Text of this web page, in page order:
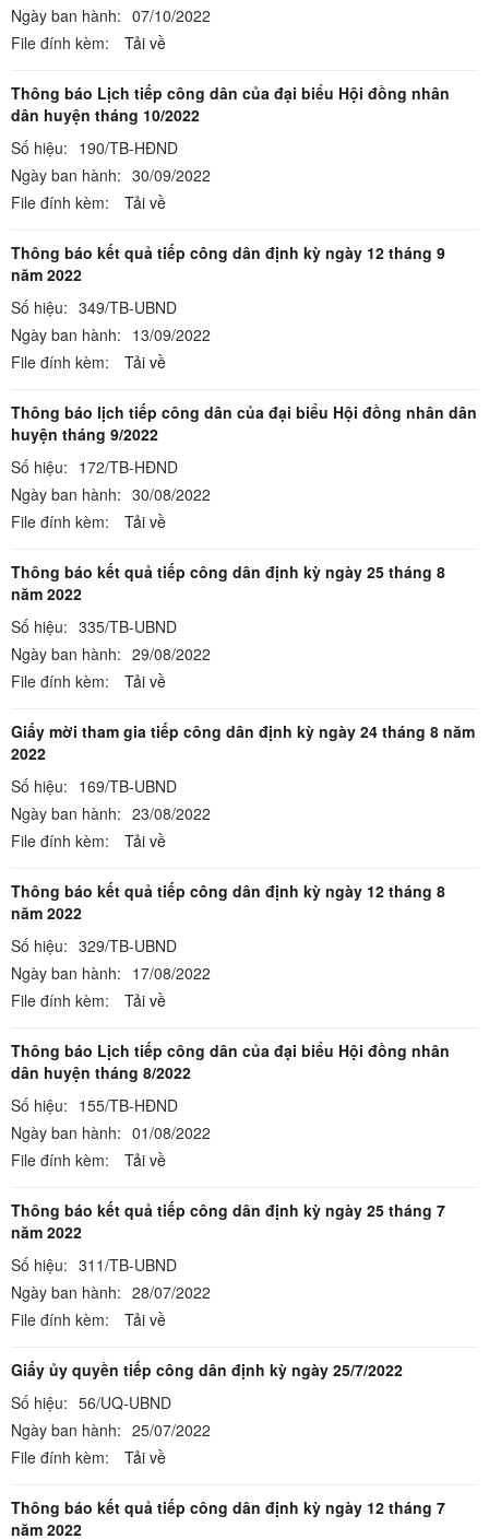
Ngày ban hành: 07/10/2022
File đính kèm:
Tải về
Thông báo Lịch tiếp công dân của đại biểu Hội đồng nhân
dân huyện tháng 10/2022
Số hiệu: 190/TB-HĐND
Ngày ban hành: 30/09/2022
File đính kèm:
Tải về
Thông báo kết quả tiếp công dân định kỳ ngày 12 tháng 9
năm 2022
Số hiệu: 349/TB-UBND
Ngày ban hành: 13/09/2022
File đính kèm:
Tải về
Thông báo lịch tiếp công dân của đại biểu Hội đồng nhân dân
huyện tháng 9/2022
Số hiệu: 172/TB-HĐND
Ngày ban hành: 30/08/2022
File đính kèm:
Tải về
Thông báo kết quả tiếp công dân định kỳ ngày 25 tháng 8
năm 2022
Số hiệu: 335/TB-UBND
Ngày ban hành: 29/08/2022
File đính kèm:
Tải về
Giấy mời tham gia tiếp công dân định kỳ ngày 24 tháng 8 năm
2022
Số hiệu: 169/TB-UBND
Ngày ban hành: 23/08/2022
File đính kèm:
Tải về
Thông báo kết quả tiếp công dân định kỳ ngày 12 tháng 8
năm 2022
Số hiệu: 329/TB-UBND
Ngày ban hành: 17/08/2022
File đính kèm:
Tải về
Thông báo Lịch tiếp công dân của đại biểu Hội đồng nhân
dân huyện tháng 8/2022
Số hiệu: 155/TB-HĐND
Ngày ban hành: 01/08/2022
File đính kèm:
Tải về
Thông báo kết quả tiếp công dân định kỳ ngày 25 tháng 7
năm 2022
Số hiệu: 311/TB-UBND
Ngày ban hành: 28/07/2022
File đính kèm:
Tải về
Giấy ủy quyền tiếp công dân định kỳ ngày 25/7/2022
Số hiệu: 56/UQ-UBND
Ngày ban hành: 25/07/2022
File đính kèm:
Tải về
Thông báo kết quả tiếp công dân định kỳ ngày 12 tháng 7
năm 2022